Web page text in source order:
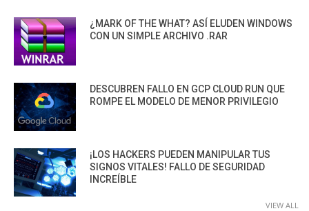
¿MARK OF THE WHAT? ASÍ ELUDEN WINDOWS
CON UN SIMPLE ARCHIVO .RAR
DESCUBREN FALLO EN GCP CLOUD RUN QUE
ROMPE EL MODELO DE MENOR PRIVILEGIO
¡LOS HACKERS PUEDEN MANIPULAR TUS
SIGNOS VITALES! FALLO DE SEGURIDAD
INCREÍBLE
VIEW ALL